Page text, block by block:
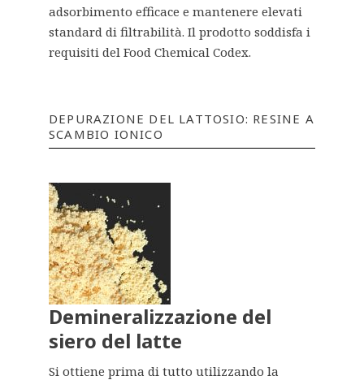
adsorbimento efficace e mantenere elevati
standard di filtrabilità. Il prodotto soddisfa i
requisiti del Food Chemical Codex.
DEPURAZIONE DEL LATTOSIO: RESINE A
SCAMBIO IONICO
Demineralizzazione del
siero del latte
Si ottiene prima di tutto utilizzando la